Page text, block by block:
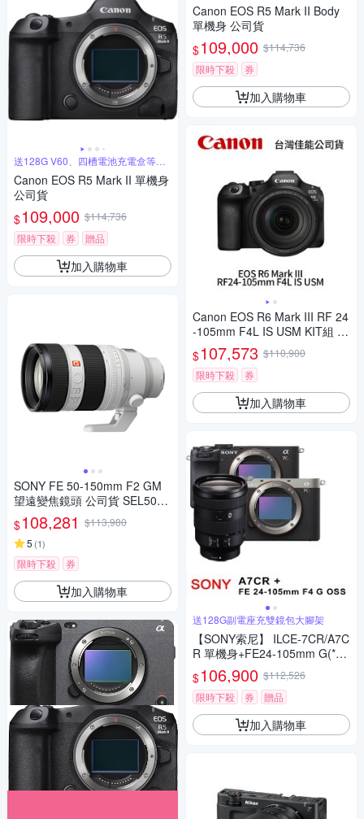
送128G V60、四槽電池充電盒等好
禮
Canon EOS R5 Mark II 單機身
公司貨
$109,000 $114,736
限時下殺
券 贈品
加入購物車
SONY FE 50-150mm F2 GM
望遠變焦鏡頭 公司貨 SEL5015
0GM
$108,281 $113,980
5 (1)
限時下殺 券
加入購物車
Canon EOS R5 Mark II Body
單機身 公司貨
$109,000 $114,736
限時下殺
券
加入購物車
Canon EOS R6 Mark III RF 24
-105mm F4L IS USM KIT組 R
6M3(公司貨)
$107,573 $110,900
限時下殺
券
加入購物車
送128G副電座充雙鏡包大腳架
【SONY索尼】 ILCE-7CR/A7C
R 單機身+FE24-105mm G(*
(中文平輸)
$106,900 $112,526
限時下殺
券 贈品
加入購物車